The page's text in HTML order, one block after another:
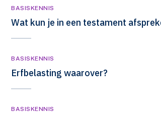
BASISKENNIS
Wat kun je in een testament
BASISKENNIS
Erfbelasting waarover?
BASISKENNIS